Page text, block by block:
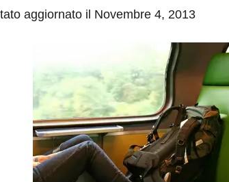
aggiornato il Novembre 4, 2013